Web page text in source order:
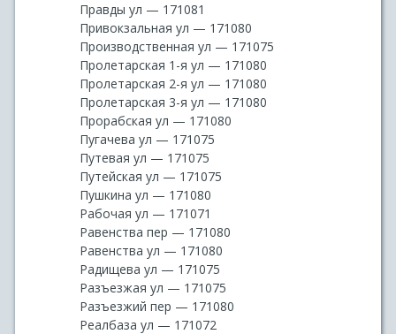
Правды ул — 171081
Привокзальная ул — 171080
Производственная ул — 171075
Пролетарская 1-я ул — 171080
Пролетарская 2-я ул — 171080
Пролетарская 3-я ул — 171080
Прорабская ул — 171080
Пугачева ул — 171075
Путевая ул — 171075
Путейская ул — 171075
Пушкина ул — 171080
Рабочая ул — 171071
Равенства пер — 171080
Равенства ул — 171080
Радищева ул — 171075
Разъезжая ул — 171075
Разъезжий пер — 171080
Реалбаза ул — 171072